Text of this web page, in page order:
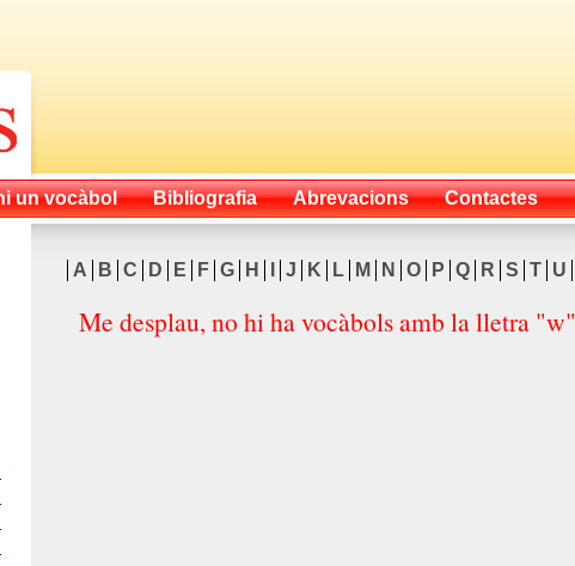
un vocàbol Bibliografia Abrevacions Contactes
A B C D E F G H J K L M N O P Q R S T U
Me desplau, no hi ha vocàbols amb la lletra "w"